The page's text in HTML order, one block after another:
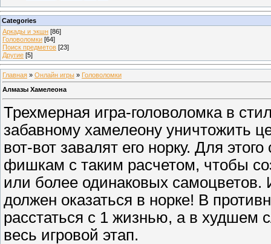
Categories
Аркады и экшн [86]
Головоломки [64]
Поиск предметов [23]
Другие [5]
Главная » Онлайн игры » Головоломки
Алмазы Хамелеона
Трехмерная игра-головоломка в
забавному хамелеону уничтожить
вот-вот завалят его норку. Для
фишкам с таким расчетом, чтобы
или более одинаковых
должен оказаться в норке! В
расстаться с 1 жизнью, а в худшем
весь игровой этап.